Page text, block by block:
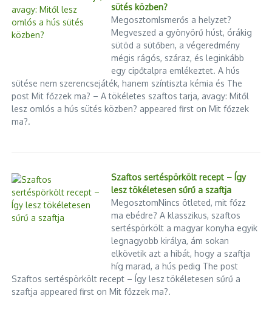
sütés közben?
MegosztomIsmerős a helyzet?
Megveszed a gyönyörű húst, órákig
sütöd a sütőben, a végeredmény
mégis rágós, száraz, és leginkább
egy cipőtalpra emlékeztet. A hús
sütése nem szerencsejáték, hanem színtiszta kémia és The
post Mit főzzek ma? – A tökéletes szaftos tarja, avagy: Mitől
lesz omlós a hús sütés közben? appeared first on Mit főzzek
ma?.
Szaftos sertéspörkölt recept – Így
lesz tökéletesen sűrű a szaftja
MegosztomNincs ötleted, mit főzz
ma ebédre? A klasszikus, szaftos
sertéspörkölt a magyar konyha egyik
legnagyobb királya, ám sokan
elkövetik azt a hibát, hogy a szaftja
híg marad, a hús pedig The post
Szaftos sertéspörkölt recept – Így lesz tökéletesen sűrű a
szaftja appeared first on Mit főzzek ma?.